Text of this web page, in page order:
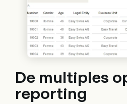
De multiples
reporting